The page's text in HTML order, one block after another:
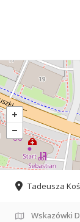
Tadeusza
Wskazówki